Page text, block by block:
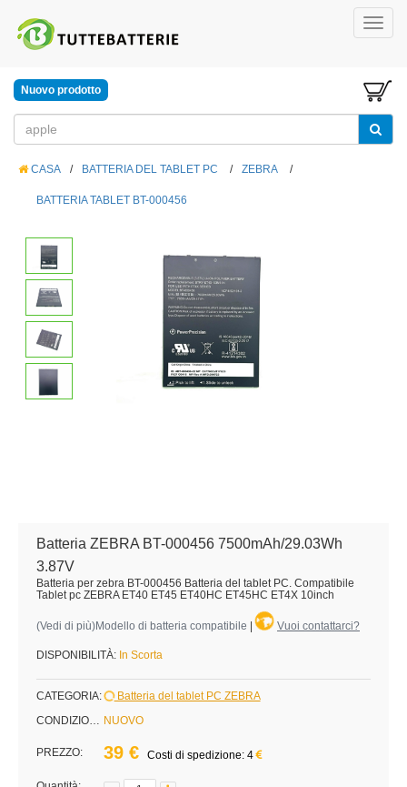
Nuovo prodotto
CASA / BATTERIA DEL TABLET PC / ZEBRA /
BATTERIA TABLET BT-000456
Batteria ZEBRA BT-000456 7500mAh/29.03Wh
3.87V
Batteria per zebra BT-000456 Batteria del tablet PC. Compatibile
Tablet pc ZEBRA ET40 ET45 ET40HC ET45HC ET4X 10inch
(Vedi di più)Modello di batteria compatibile Vuoi contattarci?
DISPONIBILITÀ: In Scorta
CATEGORIA:
Batteria del tablet PC ZEBRA
CONDIZIONE: NUOVO
PREZZO: 39 € Costi di spedizione: 4